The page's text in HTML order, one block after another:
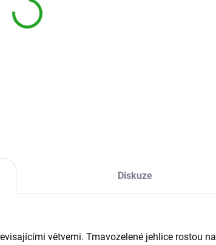
Diskuze
větvemi. Tmavozelené jehlice rostou na